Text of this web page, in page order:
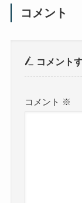
コメント
コメント
コメント ※